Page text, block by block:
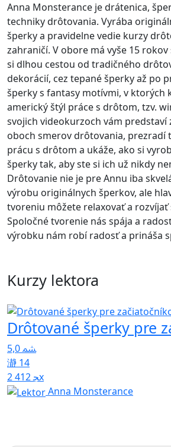
Anna Monsterance je drátenica,
techniky drôtovania. Vyrába
šperky a pravidelne vedie kurzy
zahraničí. V obore má vyše 15
si dlhou cestou od tradičného
dekorácií, cez tepané šperky až po
šperky s fantasy motívmi, v ktorých
americký štýl práce s drôtom, tzv.
svojich videokurzoch vám predstaví
oboch smerov drôtovania, prezradí
prácu s drôtom a ukáže, ako si
šperky tak, aby ste si ich už nikdy
Drôtovanie nie je pre Annu iba
výrobu originálnych šperkov, ale
tvoreniu môžete relaxovať a
Spoločné tvorenie nás spája a
výrobku nám robí radosť a prináša
Kurzy lektora
Drôtované šperky pre
5,0
14
2 412x
Anna Monsterance